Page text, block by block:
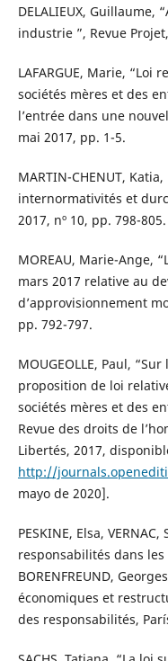
DELALIEUX,
industrie ”, Revue
LAFARGUE, Marie, “Loi
sociétés mères et des
l’entrée dans une
mai 2017, pp. 1-5.
MARTIN-CHENUT,
internormativités et
2017, nº 10, pp. 798-805.
MOREAU, Marie-Ange,
mars 2017 relative au
d’approvisionnement
pp. 792-797.
MOUGEOLLE, Paul,
proposition de loi
sociétés mères et des
Revue des droits de
Libertés, 2017,
http://
mayo de 2020].
PESKINE, Elsa,
responsabilités dans
BORENFREUND,
économiques et
des responsabilités,